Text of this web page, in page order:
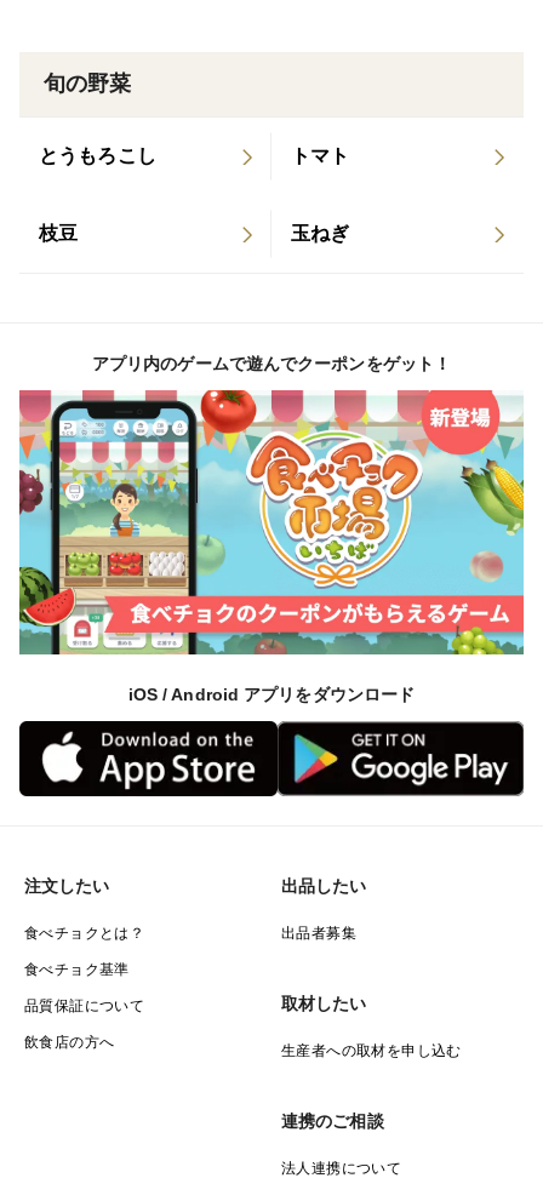
旬の野菜
とうもろこし トマト
枝豆 玉ねぎ
アプリ内のゲームで遊んでクーポンをゲット！
iOS / Android アプリをダウンロード
注文したい
食べチョクとは？
食べチョク基準
品質保証について
飲食店の方へ
出品したい
出品者募集
取材したい
生産者への取材を申し込む
連携のご相談
法人連携について